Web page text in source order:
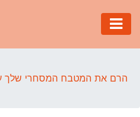
הרם את המטבח המסחרי שלך